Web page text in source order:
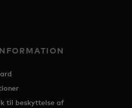
til beskyttelse af